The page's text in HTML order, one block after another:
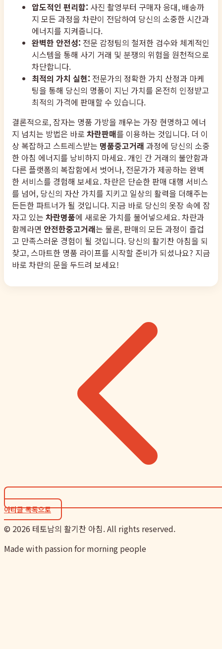
압도적인 편리함: 사진 촬영부터 구매자 응대, 배송까
지 모든 과정을 차란이 전담하여 당신의 소중한 시간과
에너지를 지켜줍니다.
완벽한 안전성: 전문 감정팀의 철저한 검수와 체계적인
시스템을 통해 사기 거래 및 분쟁의 위험을 원천적으로
차단합니다.
최적의 가치 실현: 전문가의 정확한 가치 산정과 마케
팅을 통해 당신의 명품이 지닌 가치를 온전히 인정받고
최적의 가격에 판매할 수 있습니다.
결론적으로, 잠자는 명품 가방을 깨우는 가장 현명하고 에너
지 넘치는 방법은 바로 차란판매를 이용하는 것입니다. 더 이
상 복잡하고 스트레스받는 명품중고거래 과정에 당신의 소중
한 아침 에너지를 낭비하지 마세요. 개인 간 거래의 불안함과
다른 플랫폼의 복잡함에서 벗어나, 전문가가 제공하는 완벽
한 서비스를 경험해 보세요. 차란은 단순한 판매 대행 서비스
를 넘어, 당신의 자산 가치를 지키고 일상의 활력을 더해주는
든든한 파트너가 될 것입니다. 지금 바로 당신의 옷장 속에 잠
자고 있는 차란명품에 새로운 가치를 불어넣으세요. 차란과
함께라면 안전한중고거래는 물론, 판매의 모든 과정이 즐겁
고 만족스러운 경험이 될 것입니다. 당신의 활기찬 아침을 되
찾고, 스마트한 명품 라이프를 시작할 준비가 되셨나요? 지금
바로 차란의 문을 두드려 보세요!
아티클 목록으로
© 2026 테토남의 활기찬 아침. All rights reserved.
Made with passion for morning people